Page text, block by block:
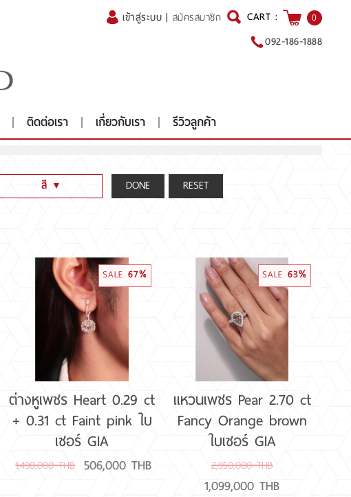
เข้าสู่ระบบ | สมัครสมาชิก CART : 0
092-186-1888
ติดต่อเรา เกี่ยวกับเรา รีวิวลูกค้า
สี ▼
D E F (น้ำ 100-99-98)(Colorless)
G H I J (น้ำ 97-96-95-94)(Nearcolorless)
K-Z (น้ำ 93 และต่ำกว่า)
SALE 67%
ต่างหูเพชร Heart 0.29 ct
+ 0.31 ct Faint pink ใบ
เซอร์ GIA
1,490,000 THB 506,000 THB
SALE 63%
แหวนเพชร Pear 2.70 ct
Fancy Orange brown
ใบเซอร์ GIA
2,950,000 THB
1,099,000 THB